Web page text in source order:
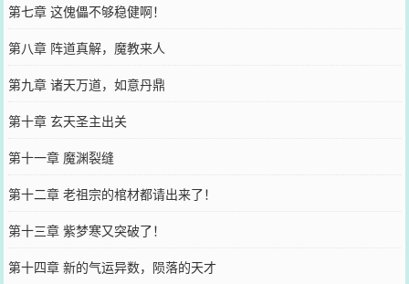
第七章 这傀儡不够稳健啊！
第八章 阵道真解，魔教来人
第九章 诸天万道，如意丹鼎
第十章 玄天圣主出关
第十一章 魔渊裂缝
第十二章 老祖宗的棺材都请出来了！
第十三章 紫梦寒又突破了！
第十四章 新的气运异数，陨落的天才